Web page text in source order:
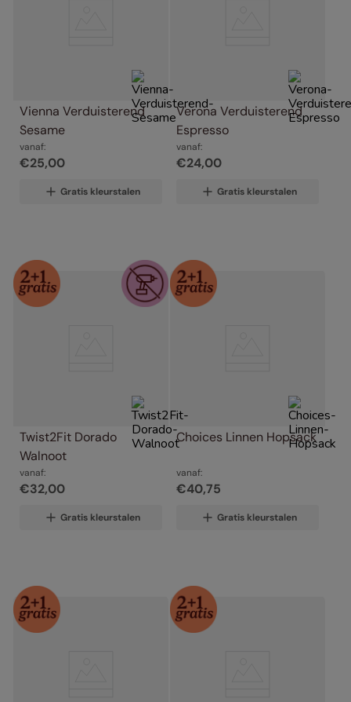
Vienna Verduisterend
Sesame
vanaf:
€25,00
Gratis kleurstalen
Verona Verduisterend
Espresso
vanaf:
€24,00
Gratis kleurstalen
Twist2Fit Dorado
Walnoot
vanaf:
€32,00
Gratis kleurstalen
Choices Linnen Hopsack
vanaf:
€40,75
Gratis kleurstalen